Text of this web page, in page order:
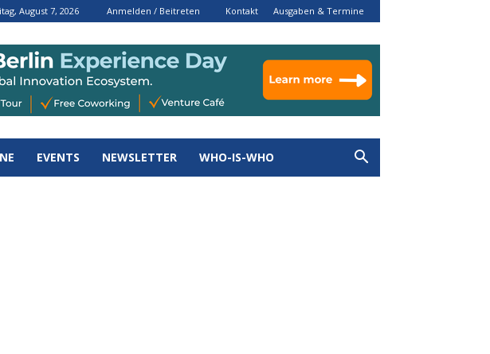
August 7, 2026 Anmelden / Beitreten Kontakt Ausgaben & Termine
EVENTS NEWSLETTER WHO-IS-WHO